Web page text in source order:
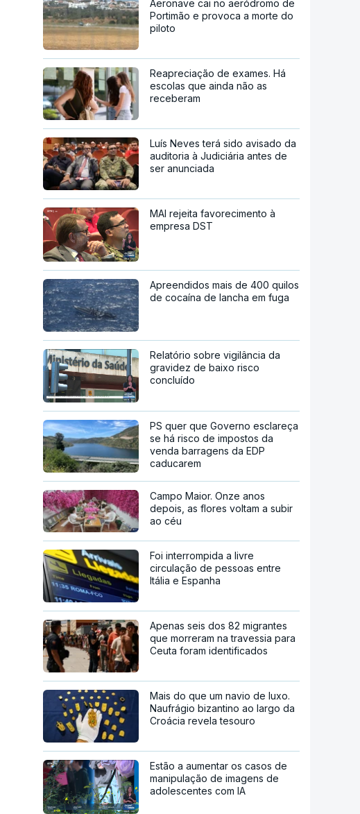
Aeronave cai no aeródromo de
Portimão e provoca a morte do
piloto
Reapreciação de exames. Há
escolas que ainda não as
receberam
Luís Neves terá sido avisado da
auditoria à Judiciária antes de
ser anunciada
MAI rejeita favorecimento à
empresa DST
Apreendidos mais de 400 quilos
de cocaína de lancha em fuga
Relatório sobre vigilância da
gravidez de baixo risco
concluído
PS quer que Governo esclareça
se há risco de impostos da
venda barragens da EDP
caducarem
Campo Maior. Onze anos
depois, as flores voltam a subir
ao céu
Foi interrompida a livre
circulação de pessoas entre
Itália e Espanha
Apenas seis dos 82 migrantes
que morreram na travessia para
Ceuta foram identificados
Mais do que um navio de luxo.
Naufrágio bizantino ao largo da
Croácia revela tesouro
Estão a aumentar os casos de
manipulação de imagens de
adolescentes com IA